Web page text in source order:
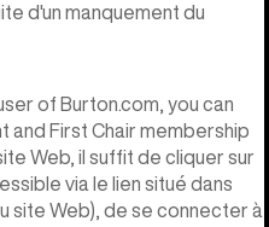
d'un manquement du
of Burton.com, you can
and First Chair membership
Web, il suffit de cliquer sur
via le lien situé dans
site Web), de se connecter à